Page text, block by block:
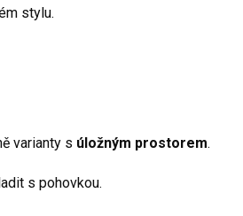
stylu.
varianty s úložným prostorem.
s pohovkou.